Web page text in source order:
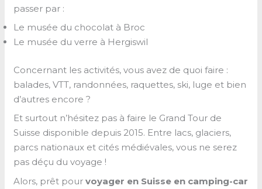
passer par :
Le musée du chocolat à Broc
Le musée du verre à Hergiswil
Concernant les activités, vous avez de quoi faire :
balades, VTT, randonnées, raquettes, ski, luge et bien
d’autres encore ?
Et surtout n’hésitez pas à faire le Grand Tour de
Suisse disponible depuis 2015. Entre lacs, glaciers,
parcs nationaux et cités médiévales, vous ne serez
pas déçu du voyage !
Alors, prêt pourvoyager en Suisse en camping-car